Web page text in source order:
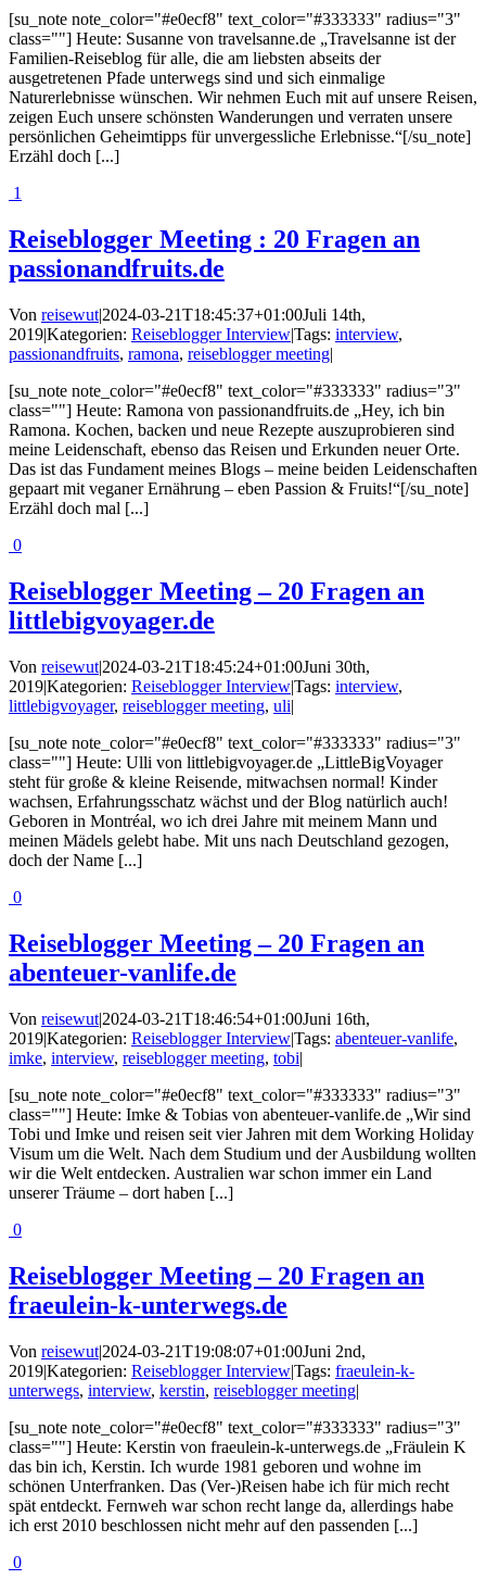
[su_note note_color="#e0ecf8" text_color="#333333" radius="3"
class=""] Heute: Susanne von travelsanne.de „Travelsanne ist der
Familien-Reiseblog für alle, die am liebsten abseits der
ausgetretenen Pfade unterwegs sind und sich einmalige
Naturerlebnisse wünschen. Wir nehmen Euch mit auf unsere Reisen,
zeigen Euch unsere schönsten Wanderungen und verraten unsere
persönlichen Geheimtipps für unvergessliche Erlebnisse.“[/su_note]
Erzähl doch [...]
1
Reiseblogger Meeting : 20 Fragen an
passionandfruits.de
Von reisewut|2024-03-21T18:45:37+01:00Juli 14th,
2019|Kategorien: Reiseblogger Interview|Tags: interview,
passionandfruits, ramona, reiseblogger meeting|
[su_note note_color="#e0ecf8" text_color="#333333" radius="3"
class=""] Heute: Ramona von passionandfruits.de „Hey, ich bin
Ramona. Kochen, backen und neue Rezepte auszuprobieren sind
meine Leidenschaft, ebenso das Reisen und Erkunden neuer Orte.
Das ist das Fundament meines Blogs – meine beiden Leidenschaften
gepaart mit veganer Ernährung – eben Passion & Fruits!“[/su_note]
Erzähl doch mal [...]
0
Reiseblogger Meeting – 20 Fragen an
littlebigvoyager.de
Von reisewut|2024-03-21T18:45:24+01:00Juni 30th,
2019|Kategorien: Reiseblogger Interview|Tags: interview,
littlebigvoyager, reiseblogger meeting, uli|
[su_note note_color="#e0ecf8" text_color="#333333" radius="3"
class=""] Heute: Ulli von littlebigvoyager.de „LittleBigVoyager
steht für große & kleine Reisende, mitwachsen normal! Kinder
wachsen, Erfahrungsschatz wächst und der Blog natürlich auch!
Geboren in Montréal, wo ich drei Jahre mit meinem Mann und
meinen Mädels gelebt habe. Mit uns nach Deutschland gezogen,
doch der Name [...]
0
Reiseblogger Meeting – 20 Fragen an
abenteuer-vanlife.de
Von reisewut|2024-03-21T18:46:54+01:00Juni 16th,
2019|Kategorien: Reiseblogger Interview|Tags: abenteuer-vanlife,
imke, interview, reiseblogger meeting, tobi|
[su_note note_color="#e0ecf8" text_color="#333333" radius="3"
class=""] Heute: Imke & Tobias von abenteuer-vanlife.de „Wir sind
Tobi und Imke und reisen seit vier Jahren mit dem Working Holiday
Visum um die Welt. Nach dem Studium und der Ausbildung wollten
wir die Welt entdecken. Australien war schon immer ein Land
unserer Träume – dort haben [...]
0
Reiseblogger Meeting – 20 Fragen an
fraeulein-k-unterwegs.de
Von reisewut|2024-03-21T19:08:07+01:00Juni 2nd,
2019|Kategorien: Reiseblogger Interview|Tags: fraeulein-k-
unterwegs, interview, kerstin, reiseblogger meeting|
[su_note note_color="#e0ecf8" text_color="#333333" radius="3"
class=""] Heute: Kerstin von fraeulein-k-unterwegs.de „Fräulein K
das bin ich, Kerstin. Ich wurde 1981 geboren und wohne im
schönen Unterfranken. Das (Ver-)Reisen habe ich für mich recht
spät entdeckt. Fernweh war schon recht lange da, allerdings habe
ich erst 2010 beschlossen nicht mehr auf den passenden [...]
0